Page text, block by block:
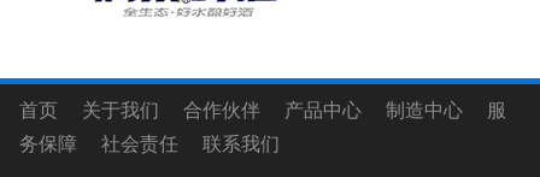
首页 关于我们 合作伙伴 产品中心 制造中心 服
务保障 社会责任 联系我们